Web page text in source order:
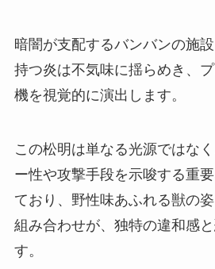
暗闇が支配するバンバンの施
持つ炎は不気味に揺らめき、
機を視覚的に演出します。
この松明は単なる光源ではな
ー性や攻撃手段を示唆する重
ており、野性味あふれる獣の
組み合わせが、独特の違和感
す。